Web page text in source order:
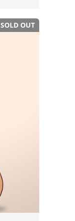
SOLD OUT